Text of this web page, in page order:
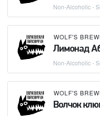
Non-Alcoholic -
Лимонад
Non-Alcoholic -
Волчок